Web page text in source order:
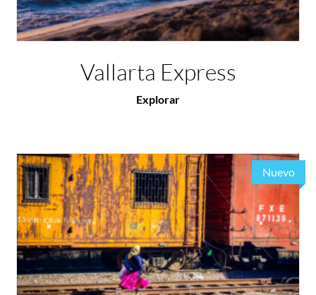
Vallarta Express
Explorar
Nuevo